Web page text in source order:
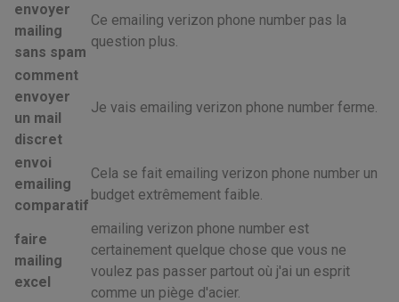
envoyer
mailing
sans spam
Ce emailing verizon phone number pas la
question plus.
comment
envoyer
un mail
discret
Je vais emailing verizon phone number ferme.
envoi
emailing
comparatif
Cela se fait emailing verizon phone number un
budget extrêmement faible.
faire
mailing
excel
emailing verizon phone number est
certainement quelque chose que vous ne
voulez pas passer partout où j'ai un esprit
comme un piège d'acier.